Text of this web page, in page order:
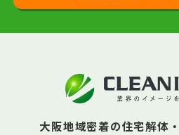
大阪地域密着の住宅解体